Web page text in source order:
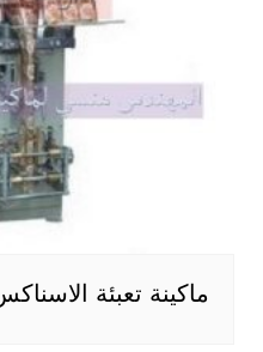
ماكينة تعبئة